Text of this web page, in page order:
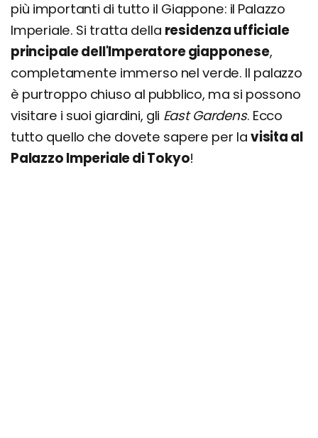
più importanti di tutto il Giappone: il Palazzo
Imperiale. Si tratta della residenza ufficiale
principale dell'Imperatore giapponese,
completamente immerso nel verde. Il palazzo
è purtroppo chiuso al pubblico, ma si possono
visitare i suoi giardini, gli East Gardens. Ecco
tutto quello che dovete sapere per la visita al
Palazzo Imperiale di Tokyo!